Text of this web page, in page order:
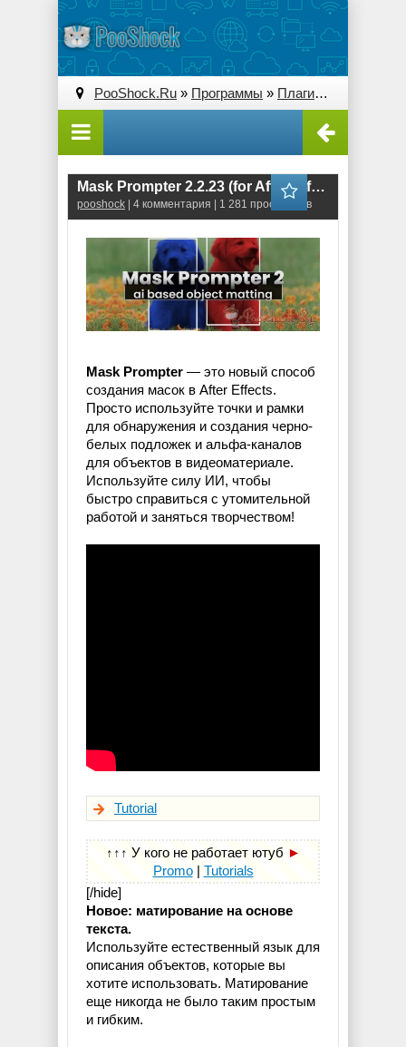
PooShock.Ru » Программы » Плагины (Plug-ins)
Mask Prompter 2.2.23 (for After Effects)
pooshock | 4 комментария | 1 281 просмотров
Mask Prompter — это новый способ
создания масок в After Effects.
Просто используйте точки и рамки
для обнаружения и создания черно-
белых подложек и альфа-каналов
для объектов в видеоматериале.
Используйте силу ИИ, чтобы
быстро справиться с утомительной
работой и заняться творчеством!
Tutorial
↑↑↑ У кого не работает ютуб ►
Promo| Tutorials
[/hide]
Новое: матирование на основе
текста.
Используйте естественный язык для
описания объектов, которые вы
хотите использовать. Матирование
еще никогда не было таким простым
и гибким.